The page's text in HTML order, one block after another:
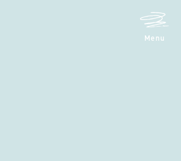
メニ
Menu